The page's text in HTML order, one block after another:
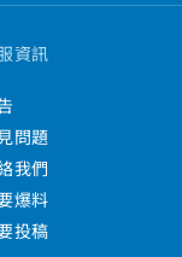
資訊
問題
我們
爆料
投稿